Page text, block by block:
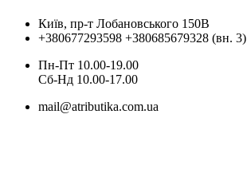
Київ, пр-т Лобановського 150В
+380677293598 +380685679328 (вн. 3)
Пн-Пт 10.00-19.00
Cб-Нд 10.00-17.00
mail@atributika.com.ua